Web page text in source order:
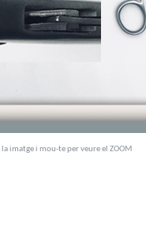
imatge i mou-te per veure el ZOOM